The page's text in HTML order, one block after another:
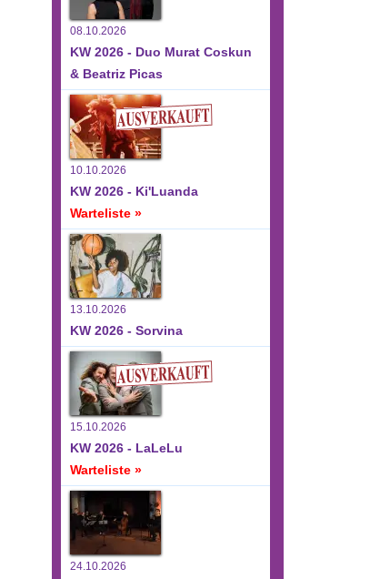
08.10.2026
KW 2026 - Duo Murat Coskun
& Beatriz Picas
10.10.2026
KW 2026 - Ki'Luanda
Warteliste »
13.10.2026
KW 2026 - Sorvina
15.10.2026
KW 2026 - LaLeLu
Warteliste »
24.10.2026